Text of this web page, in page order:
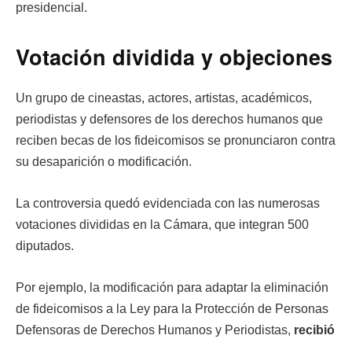
presidencial.
Votación dividida y objeciones
Un grupo de cineastas, actores, artistas, académicos,
periodistas y defensores de los derechos humanos que
reciben becas de los fideicomisos se pronunciaron contra
su desaparición o modificación.
La controversia quedó evidenciada con las numerosas
votaciones divididas en la Cámara, que integran 500
diputados.
Por ejemplo, la modificación para adaptar la eliminación
de fideicomisos a la Ley para la Protección de Personas
Defensoras de Derechos Humanos y Periodistas, recibió